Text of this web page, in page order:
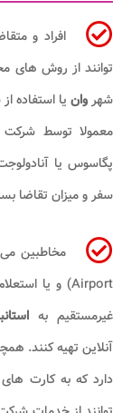
افراد و
توانند از روش های
شهروان یا استفاده
معمولا توسط
پگاسوس یا
سفر و میزان تقاضا
مخاطبین می
Airport) و یا استعلام از طریق سایت
غیرمستقیم به
آنلاین تهیه کنند.
دارد که به کارت های